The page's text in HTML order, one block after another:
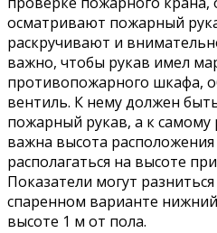
осматривают пожарный
раскручивают и
важно, чтобы рукав имел
противопожарного шкафа,
вентиль. К нему должен
пожарный рукав, а к самому
важна высота
располагаться на высоте
Показатели могут
спаренном варианте
высоте 1 м от пола.